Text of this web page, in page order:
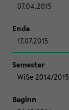
07.04.2015
17.07.2015
WiSe 2014/2015